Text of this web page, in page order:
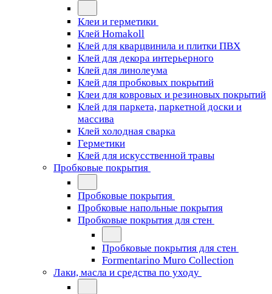
Клеи и герметики
Клей Homakoll
Клей для кварцвинила и плитки ПВХ
Клей для декора интерьерного
Клей для линолеума
Клей для пробковых покрытий
Клеи для ковровых и резиновых покрытий
Клей для паркета, паркетной доски и
массива
Клей холодная сварка
Герметики
Клей для искусственной травы
Пробковые покрытия
Пробковые покрытия
Пробковые напольные покрытия
Пробковые покрытия для стен
Пробковые покрытия для стен
Formentarino Muro Collection
Лаки, масла и средства по уходу